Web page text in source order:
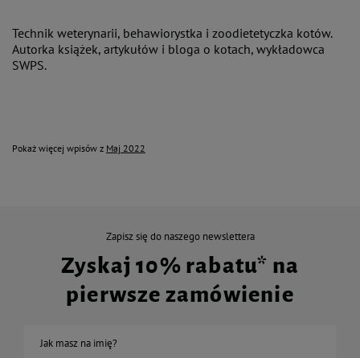
Technik weterynarii, behawiorystka i zoodietetyczka kotów.
Autorka książek, artykułów i bloga o kotach, wykładowca
SWPS.
Pokaż więcej wpisów z Maj 2022
Zapisz się do naszego newslettera
Zyskaj 10% rabatu* na
pierwsze zamówienie
Jak masz na imię?